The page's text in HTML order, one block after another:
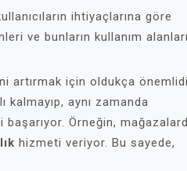
ihtiyaçlarına göre
ve bunların kullanım
artırmak için oldukça
kalmayıp, aynı zamanda
Örneğin,
hizmeti veriyor. Bu sayede,